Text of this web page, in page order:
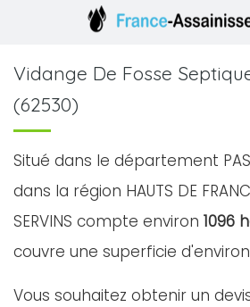
Vidange De Fosse
(62530)
Situé dans le département PAS
dans la région HAUTS DE
SERVINS compte environ 1096
couvre une superficie d'environ
Vous souhaitez obtenir un